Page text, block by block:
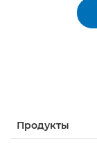
Продукты